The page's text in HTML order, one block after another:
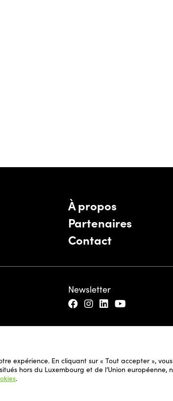
expérience. En cliquant sur « Tout accepter »,
hors du Luxembourg et de l’Union européenne,
.
À propos
Partenaires
Contact
Newsletter
et du